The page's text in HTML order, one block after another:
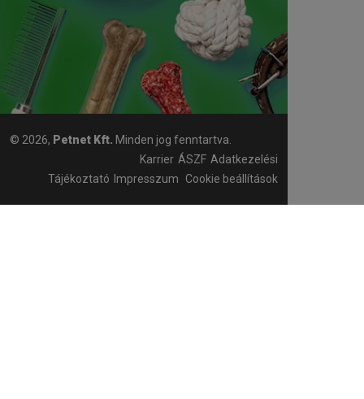
© 2026, Petnet Kft. Minden jog fenntartva.
Karrier ÁSZF Adatkezelési
Tájékoztató
Impresszum Cookie beállítások